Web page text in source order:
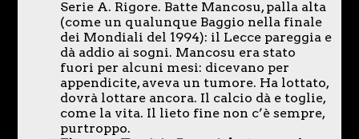
Serie A. Rigore. Batte Mancosu, palla alta
(come un qualunque Baggio nella finale
dei Mondiali del 1994): il Lecce pareggia e
dà addio ai sogni. Mancosu era stato
fuori per alcuni mesi: dicevano per
appendicite, aveva un tumore. Ha lottato,
dovrà lottare ancora. Il calcio dà e toglie,
come la vita. Il lieto fine non c’è sempre,
purtroppo.